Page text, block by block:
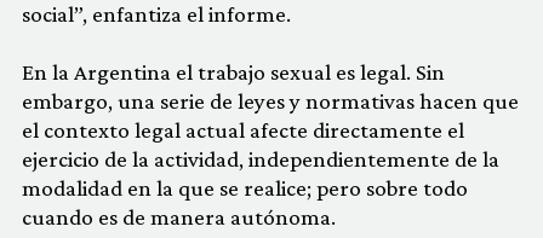
social”, enfantiza el informe.
En la Argentina el trabajo sexual es legal. Sin
embargo, una serie de leyes y normativas hacen que
el contexto legal actual afecte directamente el
ejercicio de la actividad, independientemente de la
modalidad en la que se realice; pero sobre todo
cuando es de manera autónoma.